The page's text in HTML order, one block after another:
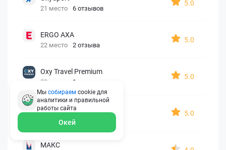
21 место 6 отзывов
5.0
ERGO AXA
22 место 2 отзыва
5.0
Oxy Travel Premium
23 место 1 отзыв
5.0
УралСиб
24 место 1 отзыв
5.0
МАКС
Мы собираем cookie для
аналитики и правильной
работы сайта
Окей